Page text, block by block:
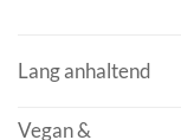
Lang anhaltend
Vegan &